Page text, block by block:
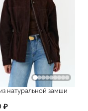
натуральной замши
₽